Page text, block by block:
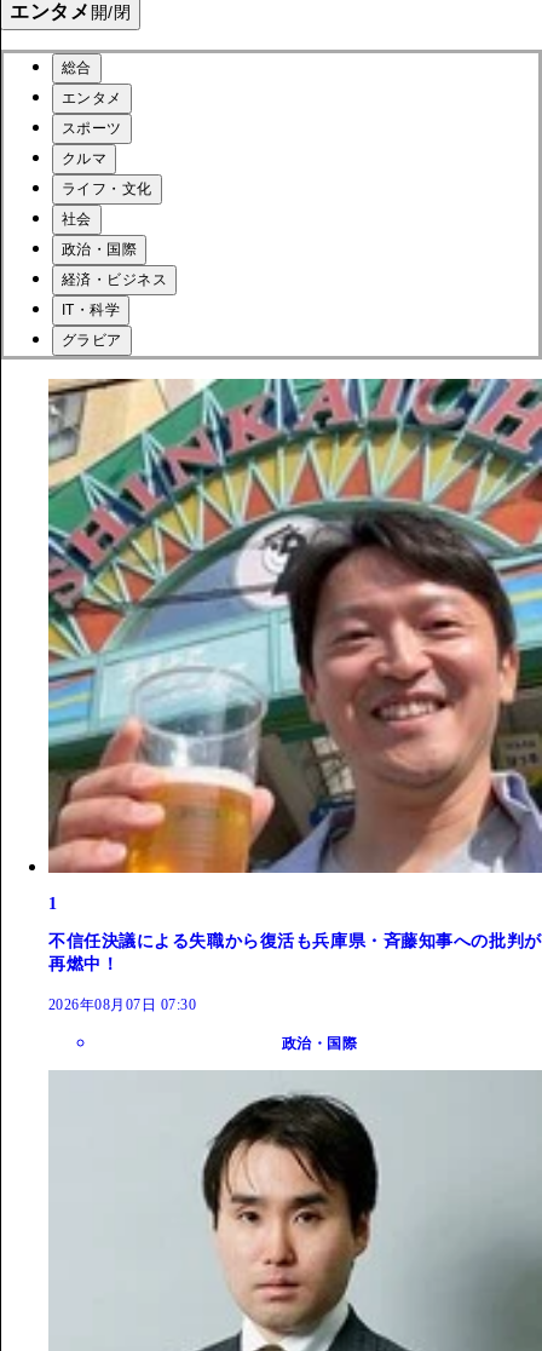
エンタメ 開/閉
総合
エンタメ
スポーツ
クルマ
ライフ・文化
社会
政治・国際
経済・ビジネス
IT・科学
グラビア
1
不信任決議による失職から復活も兵庫県・斉藤知事への批判が
再燃中！
2026年08月07日 07:30
政治・国際